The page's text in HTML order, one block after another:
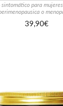
para
o
39,90€